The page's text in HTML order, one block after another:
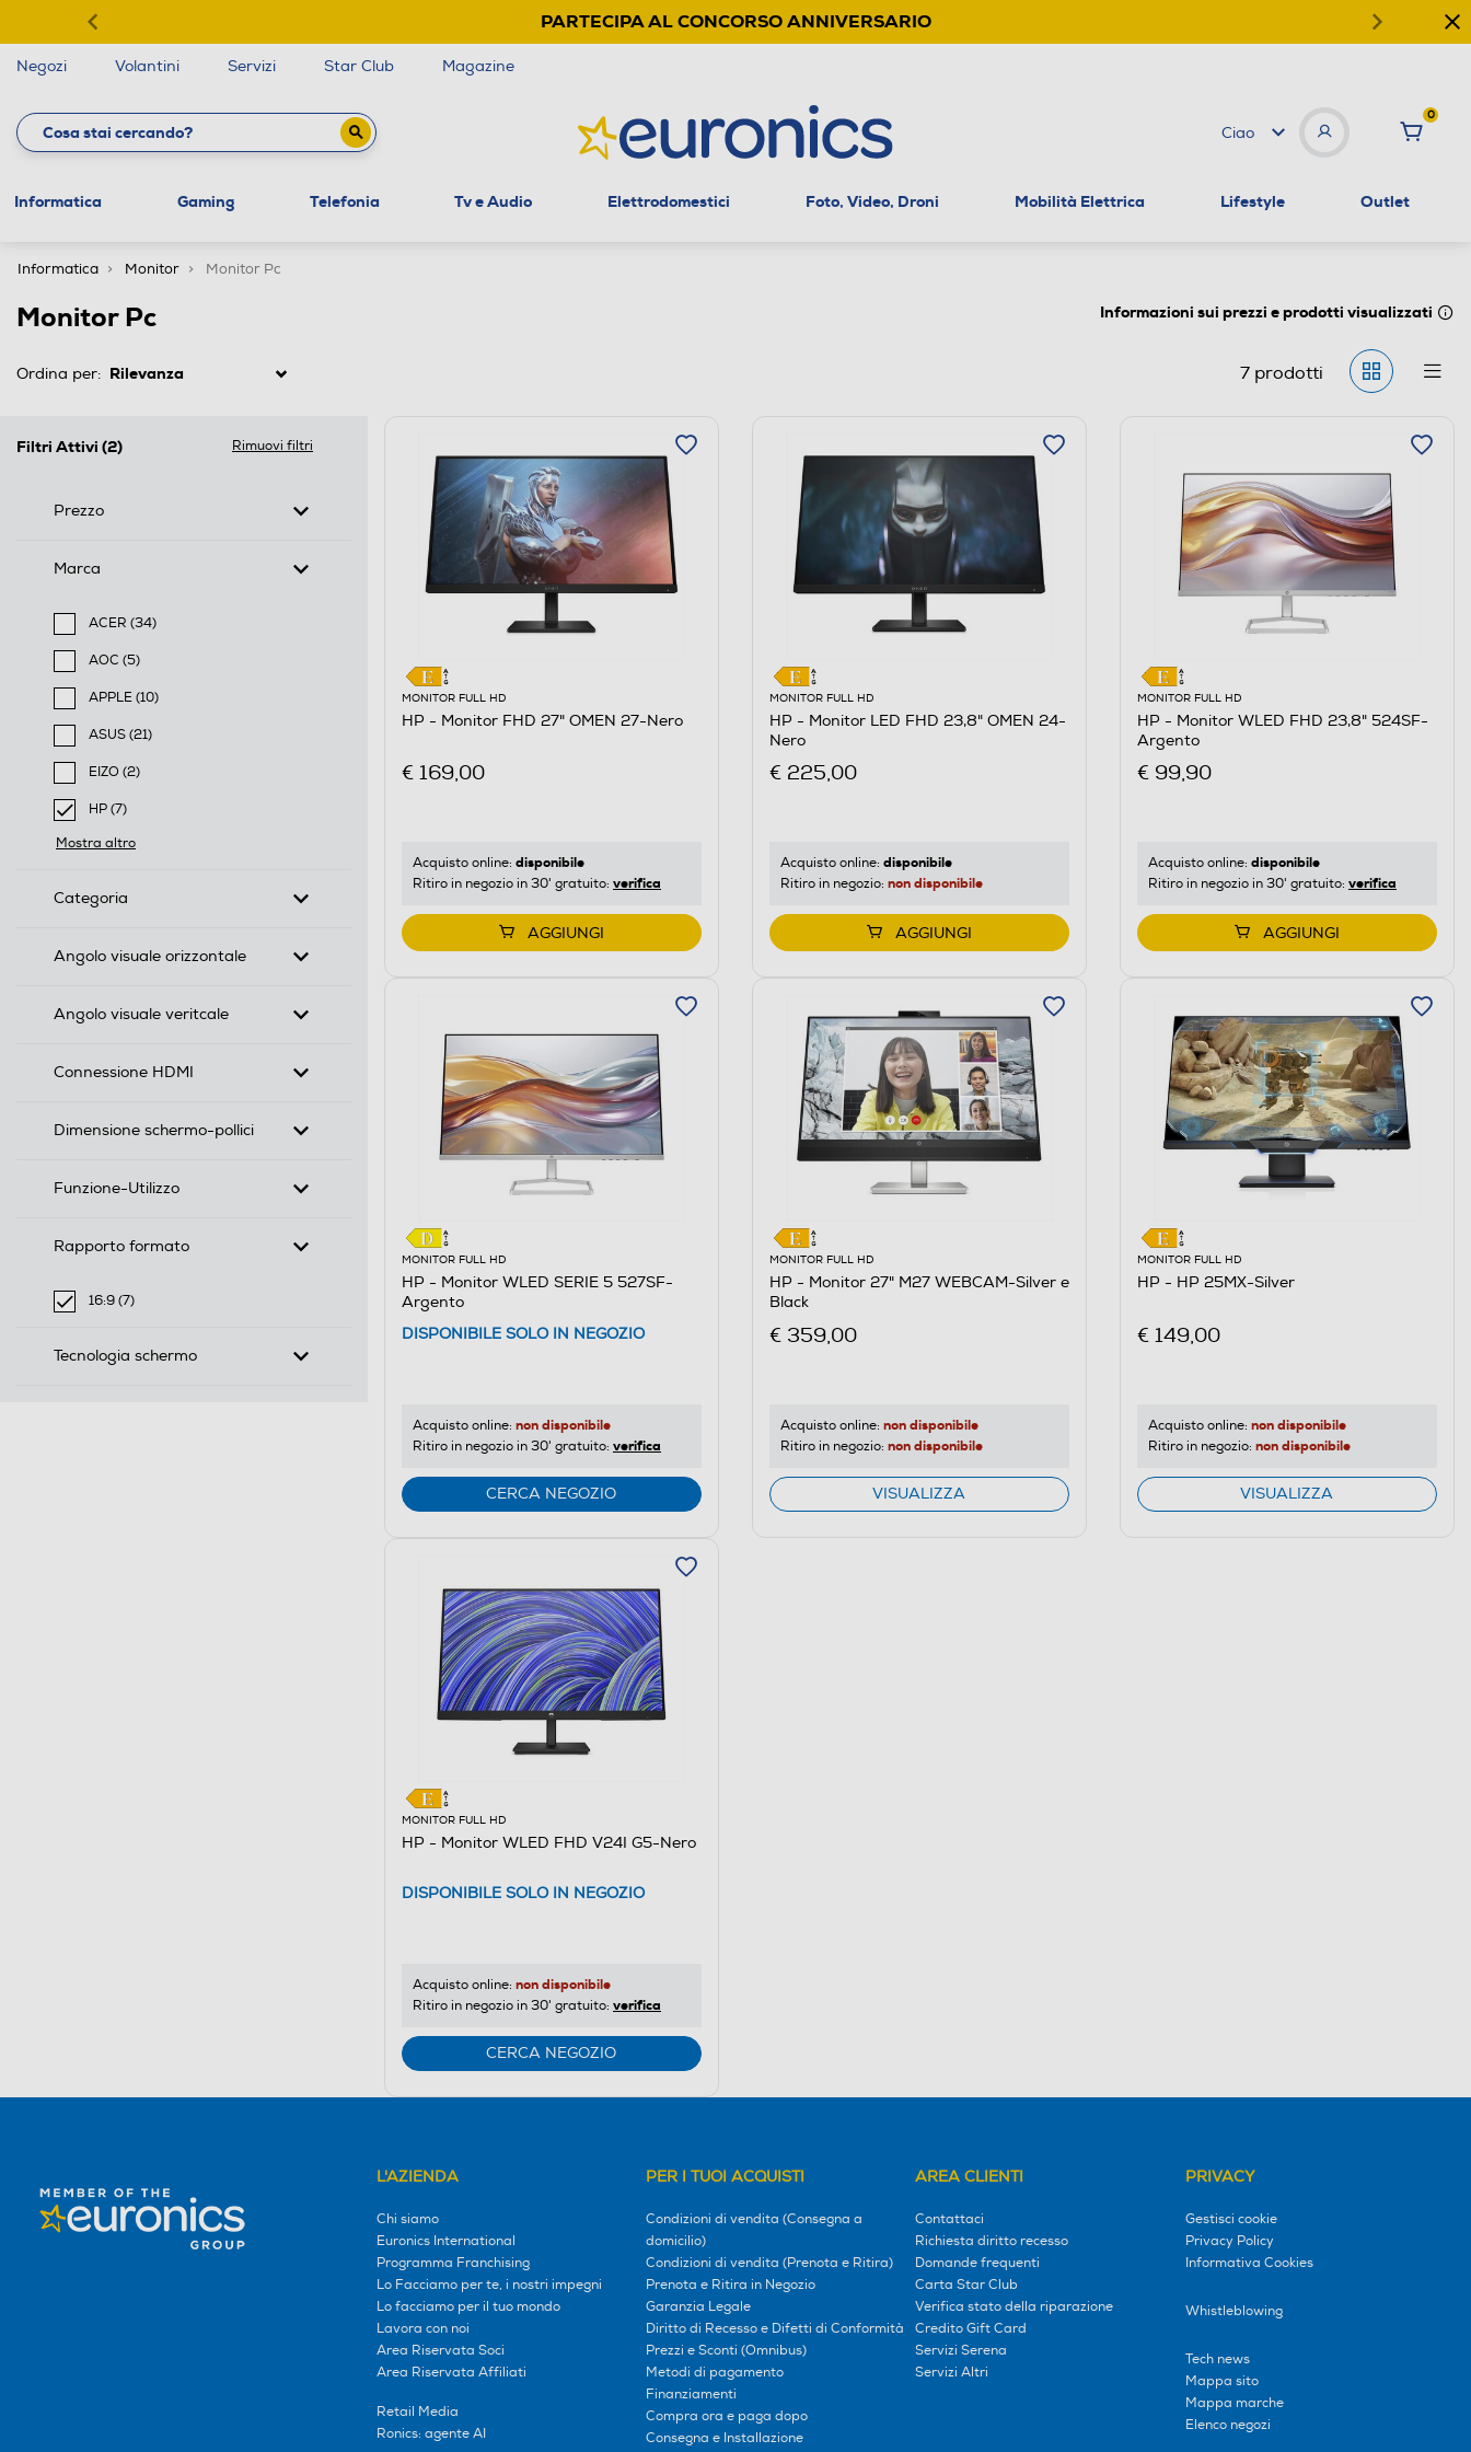
PARTECIPA AL CONCORSO ANNIVERSARIO
Negozi Volantini Servizi Star Club Magazine
Ciao
0
Informatica Gaming Telefonia Tv e Audio Elettrodomestici Foto, Video, Droni Mobilità Elettrica Lifestyle Outlet
Informatica Monitor Monitor Pc
Monitor Pc Informazioni sui prezzi e prodotti visualizzati
Ordina per: 7prodotti
Filtri Attivi (2) Rimuovi filtri
Prezzo
Marca
ACER (34)
Filtra per Marca: ACER
AOC (5)
Filtra per Marca: AOC
APPLE (10)
Filtra per Marca: APPLE
ASUS (21)
Filtra per Marca: ASUS
EIZO (2)
Filtra per Marca: EIZO
HP (7)
selected Filtro applicato per Marca: HP
Mostra altro
Categoria
Angolo visuale orizzontale
Angolo visuale veritcale
Connessione HDMI
Dimensione schermo-pollici
Funzione-Utilizzo
Rapporto formato
16:9 (7)
selected Filtro applicato per Rapporto formato: 16:9
Tecnologia schermo
MONITOR FULL HD
HP - Monitor FHD 27" OMEN 27-Nero
€ 169,00
Acquisto online: disponibile
Ritiro in negozio in 30' gratuito: verifica
AGGIUNGI
MONITOR FULL HD
HP - Monitor LED FHD 23,8" OMEN 24-
Nero
€ 225,00
Acquisto online: disponibile
Ritiro in negozio: non disponibile
AGGIUNGI
MONITOR FULL HD
HP - Monitor WLED FHD 23,8" 524SF-
Argento
€ 99,90
Acquisto online: disponibile
Ritiro in negozio in 30' gratuito: verifica
AGGIUNGI
MONITOR FULL HD
HP - Monitor WLED SERIE 5 527SF-
Argento
DISPONIBILE SOLO IN NEGOZIO
Acquisto online: non disponibile
Ritiro in negozio in 30' gratuito: verifica
CERCA NEGOZIO
MONITOR FULL HD
HP - Monitor 27" M27 WEBCAM-Silver e
Black
€ 359,00
Acquisto online: non disponibile
Ritiro in negozio: non disponibile
VISUALIZZA
MONITOR FULL HD
HP - HP 25MX-Silver
€ 149,00
Acquisto online: non disponibile
Ritiro in negozio: non disponibile
VISUALIZZA
MONITOR FULL HD
HP - Monitor WLED FHD V24I G5-Nero
DISPONIBILE SOLO IN NEGOZIO
Acquisto online: non disponibile
Ritiro in negozio in 30' gratuito: verifica
CERCA NEGOZIO
L'AZIENDA
Chi siamo
Euronics International
Programma Franchising
Lo Facciamo per te, i nostri impegni
Lo facciamo per il tuo mondo
Lavora con noi
Area Riservata Soci
Area Riservata Affiliati
Retail Media
Ronics: agente AI
PER I TUOI ACQUISTI
Condizioni di vendita (Consegna a
domicilio)
Condizioni di vendita (Prenota e Ritira)
Prenota e Ritira in Negozio
Garanzia Legale
Diritto di Recesso e Difetti di Conformità
Prezzi e Sconti (Omnibus)
Metodi di pagamento
Finanziamenti
Compra ora e paga dopo
Consegna e Installazione
AREA CLIENTI
Contattaci
Richiesta diritto recesso
Domande frequenti
Carta Star Club
Verifica stato della riparazione
Credito Gift Card
Servizi Serena
Servizi Altri
PRIVACY
Gestisci cookie
Privacy Policy
Informativa Cookies
Whistleblowing
Tech news
Mappa sito
Mappa marche
Elenco negozi